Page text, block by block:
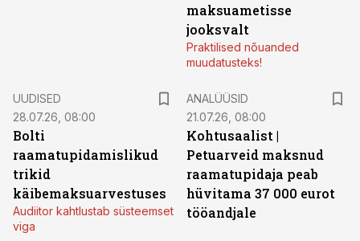
maksuametisse
jooksvalt
Praktilised nõuanded
muudatusteks!
UUDISED
28.07.26, 08:00
Bolti
raamatupidamislikud
trikid
käibemaksuarvestuses
Audiitor kahtlustab süsteemset
viga
ANALÜÜSID
21.07.26, 08:00
Kohtusaalist |
Petuarveid maksnud
raamatupidaja peab
hüvitama 37 000 eurot
tööandjale